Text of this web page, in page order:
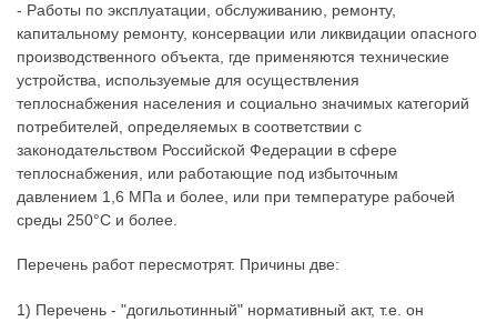
- Работы по эксплуатации, обслуживанию, ремонту,
капитальному ремонту, консервации или ликвидации опасного
производственного объекта, где применяются технические
устройства, используемые для осуществления
теплоснабжения населения и социально значимых категорий
потребителей, определяемых в соответствии с
законодательством Российской Федерации в сфере
теплоснабжения, или работающие под избыточным
давлением 1,6 МПа и более, или при температуре рабочей
среды 250°C и более.
Перечень работ пересмотрят. Причины две:
1) Перечень - "догильотинный" нормативный акт, т.е. он